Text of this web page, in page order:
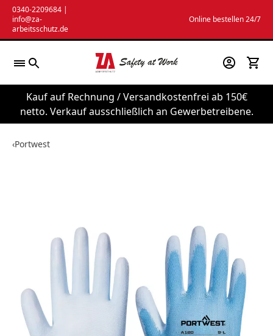
Zum
Inhalt
springen
0340-2209684 |
info@za-
arbeitsschutz.de
Online bestellen 24/7
Kauf auf Rechnung / Versandkostenfrei ab 150€
netto. Verkauf ausschließlich an Gewerbetreibene.
‹Portwest